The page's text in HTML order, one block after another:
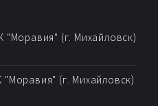
"Моравия" (г. Михайловск)
"Моравия" (г. Михайловск)